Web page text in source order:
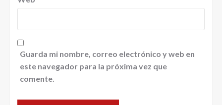
Guarda mi nombre, correo electrónico y web en
este navegador para la próxima vez que
comente.